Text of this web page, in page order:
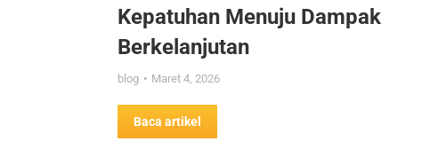
Kepatuhan Menuju Dampak
Berkelanjutan
blog Maret 4, 2026
Baca artikel